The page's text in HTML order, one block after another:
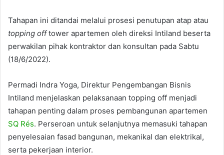
Tahapan ini ditandai melalui prosesi penutupan atap atau
topping offtower apartemen oleh direksi Intiland beserta
perwakilan pihak kontraktor dan konsultan pada Sabtu
(18/6/2022).
Permadi Indra Yoga, Direktur Pengembangan Bisnis
Intiland menjelaskan pelaksanaan topping off menjadi
tahapan penting dalam proses pembangunan apartemen
SQ Rés. Perseroan untuk selanjutnya memasuki tahapan
penyelesaian fasad bangunan, mekanikal dan elektrikal,
serta pekerjaan interior.